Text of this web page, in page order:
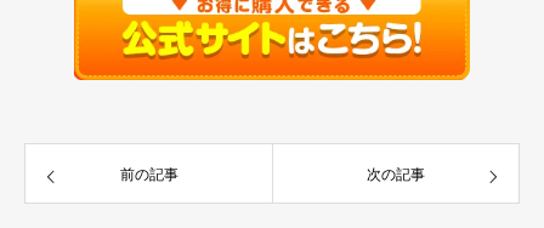
前の記事 次の記事